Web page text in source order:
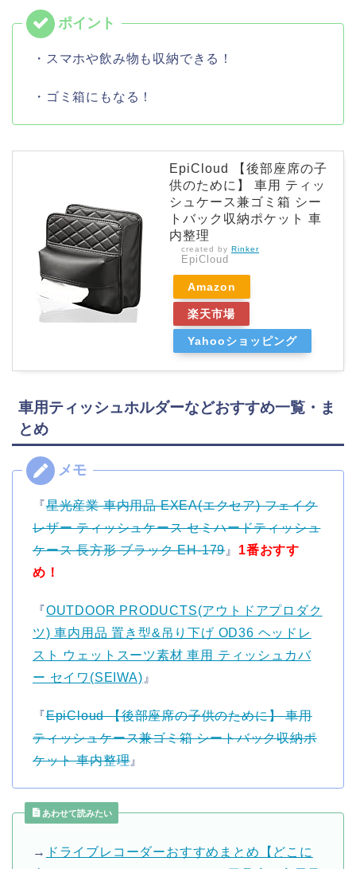
・スマホや飲み物も収納できる！
・ゴミ箱にもなる！
EpiCloud 【後部座席の子
供のために】 車用 ティッ
シュケース兼ゴミ箱 シー
トバック収納ポケット 車
内整理
created by Rinker
EpiCloud
Amazon
楽天市場
Yahooショッピング
車用ティッシュホルダーなどおすすめ一覧・ま
とめ
『星光産業 車内用品 EXEA(エクセア) フェイク
レザー ティッシュケース セミハードティッシュ
ケース 長方形 ブラック EH-179』 1番おすす
め！
『OUTDOOR PRODUCTS(アウトドアプロダク
ツ) 車内用品 置き型&吊り下げ OD36 ヘッドレ
スト ウェットスーツ素材 車用 ティッシュカバ
ー セイワ(SEIWA) 』
『EpiCloud 【後部座席の子供のために】 車用
ティッシュケース兼ゴミ箱 シートバック収納ポ
ケット 車内整理』
あわせて読みたい
→ ドライブレコーダーおすすめまとめ【どこに